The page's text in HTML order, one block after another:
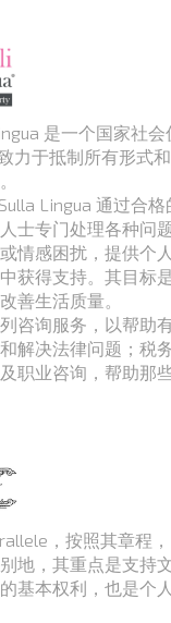
是一个国家社会
力于抵制所有形式
Lingua 通过合
士专门处理各种问
情感困扰，提供个
获得支持。其目标
善生活质量。
咨询服务，以帮助
解决法律问题；税
职业咨询，帮助那
，按照其章程
地，其重点是支持
基本权利，也是个